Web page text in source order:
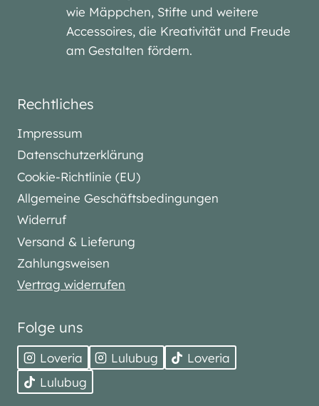
wie Mäppchen, Stifte und weitere
Accessoires, die Kreativität und Freude
am Gestalten fördern.
Rechtliches
Impressum
Datenschutzerklärung
Cookie-Richtlinie (EU)
Allgemeine Geschäftsbedingungen
Widerruf
Versand & Lieferung
Zahlungsweisen
Vertrag widerrufen
Folge uns
Loveria Lulubug
Loveria
Lulubug